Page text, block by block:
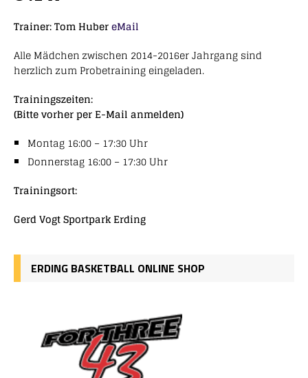
Trainer: Tom HubereMail
Alle Mädchen zwischen 2014-2016er Jahrgang sind
herzlich zum Probetraining eingeladen.
Trainingszeiten:
(Bitte vorher per E-Mail anmelden)
Montag 16:00 – 17:30 Uhr
Donnerstag 16:00 – 17:30 Uhr
Trainingsort:
Gerd Vogt Sportpark Erding
ERDING BASKETBALL ONLINE SHOP